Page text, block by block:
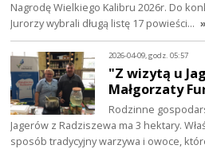
Nagrodę Wielkiego Kalibru 2026r. Do
Jurorzy wybrali długą listę 17 powieści…
2026-04-09, godz. 05:57
"Z wizytą u
Małgorzaty
Rodzinne
Jagerów z Radziszewa ma 3 hektary.
sposób tradycyjny warzywa i owoce,